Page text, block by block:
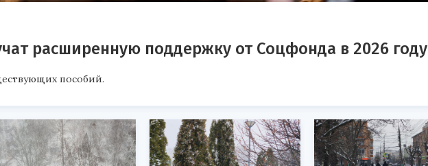
расширенную поддержку от Соцфонда в 2026 году
пособий.